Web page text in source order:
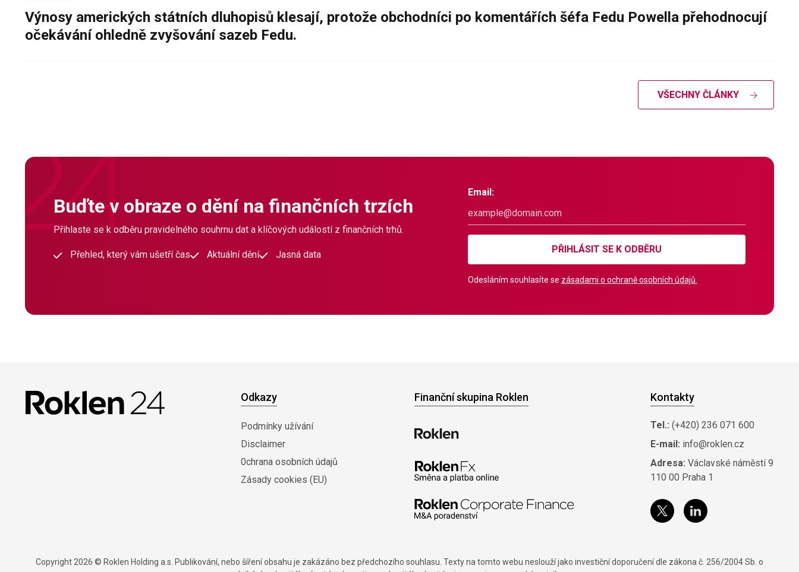
Výnosy amerických státních dluhopisů klesají, protože obchodníci po komentářích šéfa Fedu Powella přehodnocují
očekávání ohledně zvyšování sazeb Fedu.
VŠECHNY ČLÁNKY
Buďte v obraze o dění na finančních trzích
Přihlaste se k odběru pravidelného souhrnu dat a klíčových událostí z finančních trhů.
Přehled, který vám ušetří čas Aktuální dění Jasná data
Email:
PŘIHLÁSIT SE K ODBĚRU
Odesláním souhlasíte se zásadami o ochraně osobních údajů.
Odkazy
Podmínky užívání
Disclaimer
0chrana osobních údajů
Zásady cookies (EU)
Finanční skupina Roklen Kontakty
Tel.: (+420) 236 071 600
E-mail: info@roklen.cz
Adresa: Václavské náměstí 9
110 00 Praha 1
Copyright 2026 © Roklen Holding a.s. Publikování, nebo šíření obsahu je zakázáno bez předchozího souhlasu. Texty na tomto webu neslouží jako investiční doporučení dle zákona č. 256/2004 Sb. o